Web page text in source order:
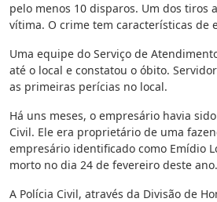
pelo menos 10 disparos. Um dos tiros
vítima. O crime tem características de
Uma equipe do Serviço de
até o local e constatou o óbito.
as primeiras perícias no local.
Há uns meses, o empresário havia
Civil. Ele era proprietário de uma
empresário identificado como Emídio
morto no dia 24 de fevereiro deste ano.
A Polícia Civil, através da Divisão de